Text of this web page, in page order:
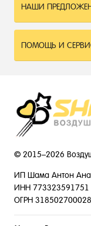
НАШИ
ПОМОЩЬ И
© 2015–2026
ИП Шама Антон
ИНН 773323591751
ОГРН